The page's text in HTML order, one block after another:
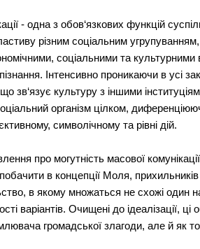
- одна з обов‘язкових функцій
різним соціальним
соціальними та
Інтенсивно проникаючи в усі
зв‘язує культуру з іншими
організм цілком,
символічному та рівні дій.
про могутність масової
в концепції Моля, прихильників
в якому множаться не схожі один
варіантів. Очищені до ідеалізації,
громадської злагоди, але й як